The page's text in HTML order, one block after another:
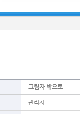
그림자 밖으로
관리자